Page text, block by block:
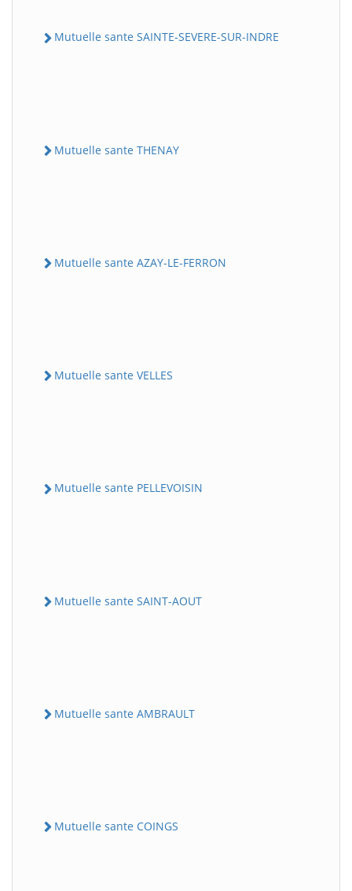
Mutuelle sante SAINTE-SEVERE-SUR-INDRE
Mutuelle sante THENAY
Mutuelle sante AZAY-LE-FERRON
Mutuelle sante VELLES
Mutuelle sante PELLEVOISIN
Mutuelle sante SAINT-AOUT
Mutuelle sante AMBRAULT
Mutuelle sante COINGS